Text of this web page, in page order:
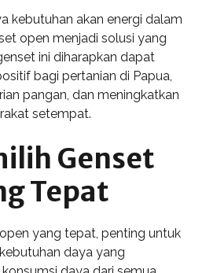
kebutuhan akan energi dalam
open menjadi solusi yang
ini diharapkan dapat
bagi pertanian di Papua,
pangan, dan meningkatkan
setempat.
Genset
Tepat
yang tepat, penting untuk
daya yang